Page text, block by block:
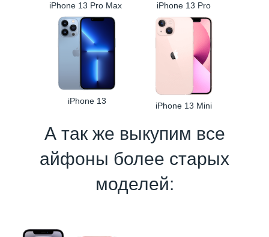
iPhone 13 Pro Max iPhone 13 Pro
iPhone 13 iPhone 13 Mini
А так же выкупим все
айфоны более старых
моделей: